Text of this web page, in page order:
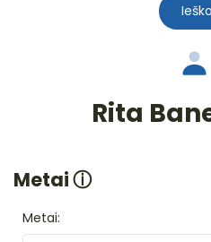
Rita
Metaiⓘ
Metai: